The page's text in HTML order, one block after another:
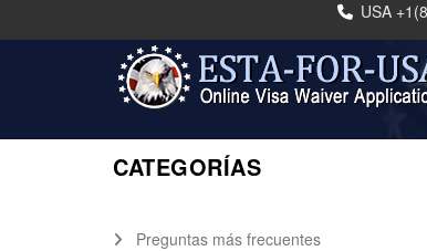
USA
CATEGORÍAS
Preguntas más frecuentes